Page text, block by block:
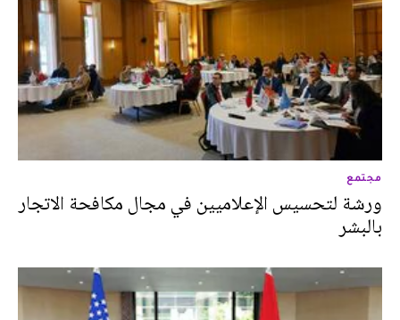
مجتمع
ورشة لتحسيس الإعلاميين في مجال مكافحة الاتجار
بالبشر